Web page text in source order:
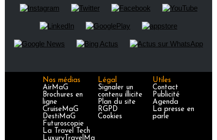
Nos médias
AirMaG
Brochures en
ligne
CruiseMaG
DestiMaG
Futuroscopie
La Travel Tech
LuxuryTravelMa
Légal
Signaler un
contenu illicite
Plan du site
RGPD
Cookies
Utiles
Contact
Publicité
Agenda
La presse en
parle